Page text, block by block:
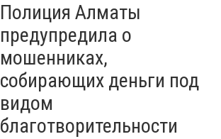
Полиция Алматы
предупредила о
мошенниках,
собирающих деньги под
видом
благотворительности